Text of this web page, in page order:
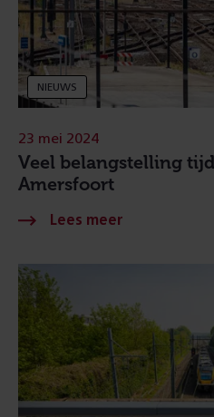
NIEUWS
Veel belangstelling
Amersfoort
23 mei 2024